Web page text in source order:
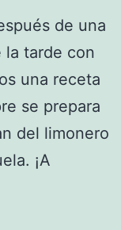
de una
la tarde con
una receta
se prepara
del limonero
¡A